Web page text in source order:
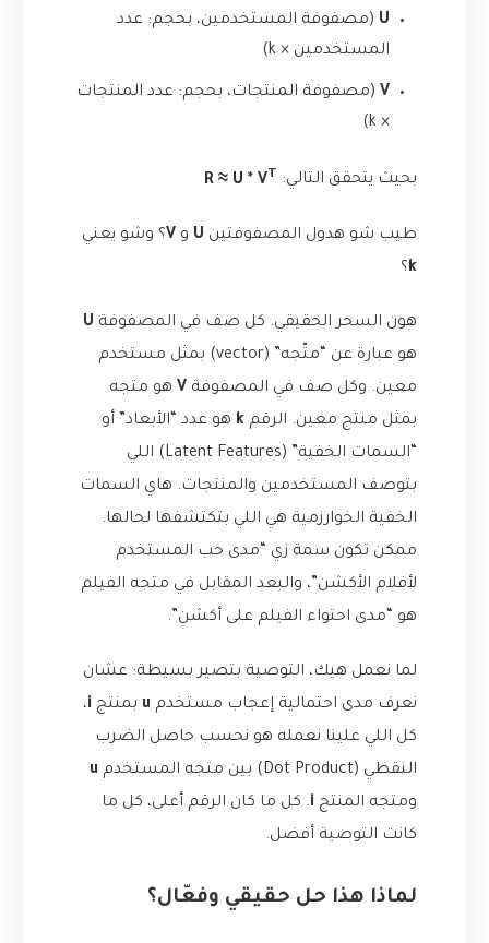
U (مصفوفة المستخدمين، بحجم: عدد
المستخدمين × k)
V (مصفوفة المنتجات، بحجم: عدد المنتجات
× k)
بحيث يتحقق التالي: R ≈ U * VT
طيب شو هدول المصفوفتين U و V؟ وشو يعني
k؟
هون السحر الحقيقي. كل صف في المصفوفة U
هو عبارة عن “متّجه” (vector) بمثل مستخدم
معين. وكل صف في المصفوفة V هو متجه
بمثل منتج معين. الرقم k هو عدد “الأبعاد” أو
“السمات الخفية” (Latent Features) اللي
بتوصف المستخدمين والمنتجات. هاي السمات
الخفية الخوارزمية هي اللي بتكتشفها لحالها.
ممكن تكون سمة زي “مدى حب المستخدم
لأفلام الأكشن”، والبعد المقابل في متجه الفيلم
هو “مدى احتواء الفيلم على أكشن”.
لما نعمل هيك، التوصية بتصير بسيطة: عشان
نعرف مدى احتمالية إعجاب مستخدم u بمنتج i،
كل اللي علينا نعمله هو نحسب حاصل الضرب
النقطي (Dot Product) بين متجه المستخدم
u
ومتجه المنتج i. كل ما كان الرقم أعلى، كل ما
كانت التوصية أفضل.
لماذا هذا حل حقيقي وفعّال؟